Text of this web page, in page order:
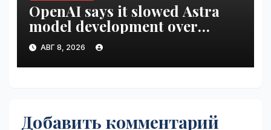
OpenAI says it slowed Astra
model development over
security concerns | VseTime.ru
АВГ 8, 2026
Добавить комментарий